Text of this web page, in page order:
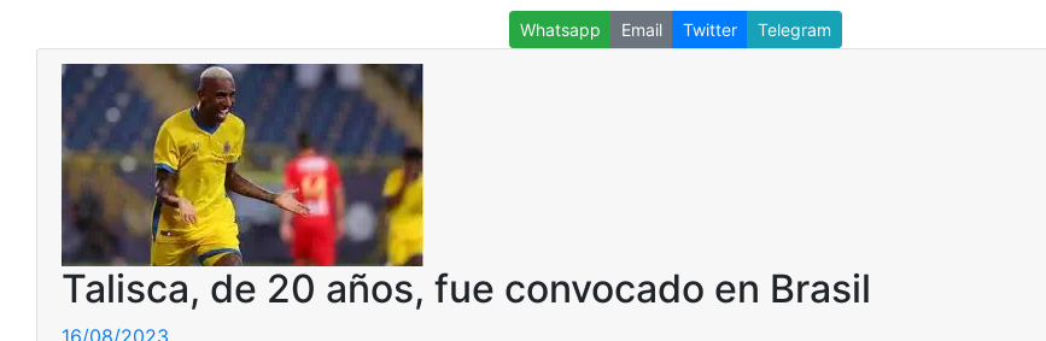
Whatsapp Email Twitter Telegram
Talisca, de 20 años, fue convocado en Brasil
16/08/2023